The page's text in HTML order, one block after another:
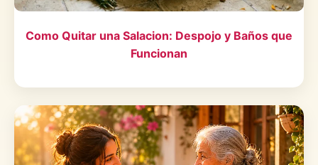
Como Quitar una Salacion: Despojo y Baños que
Funcionan